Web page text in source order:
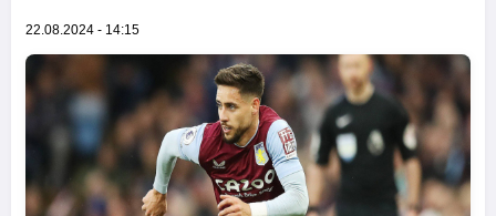
22.08.2024 - 14:15